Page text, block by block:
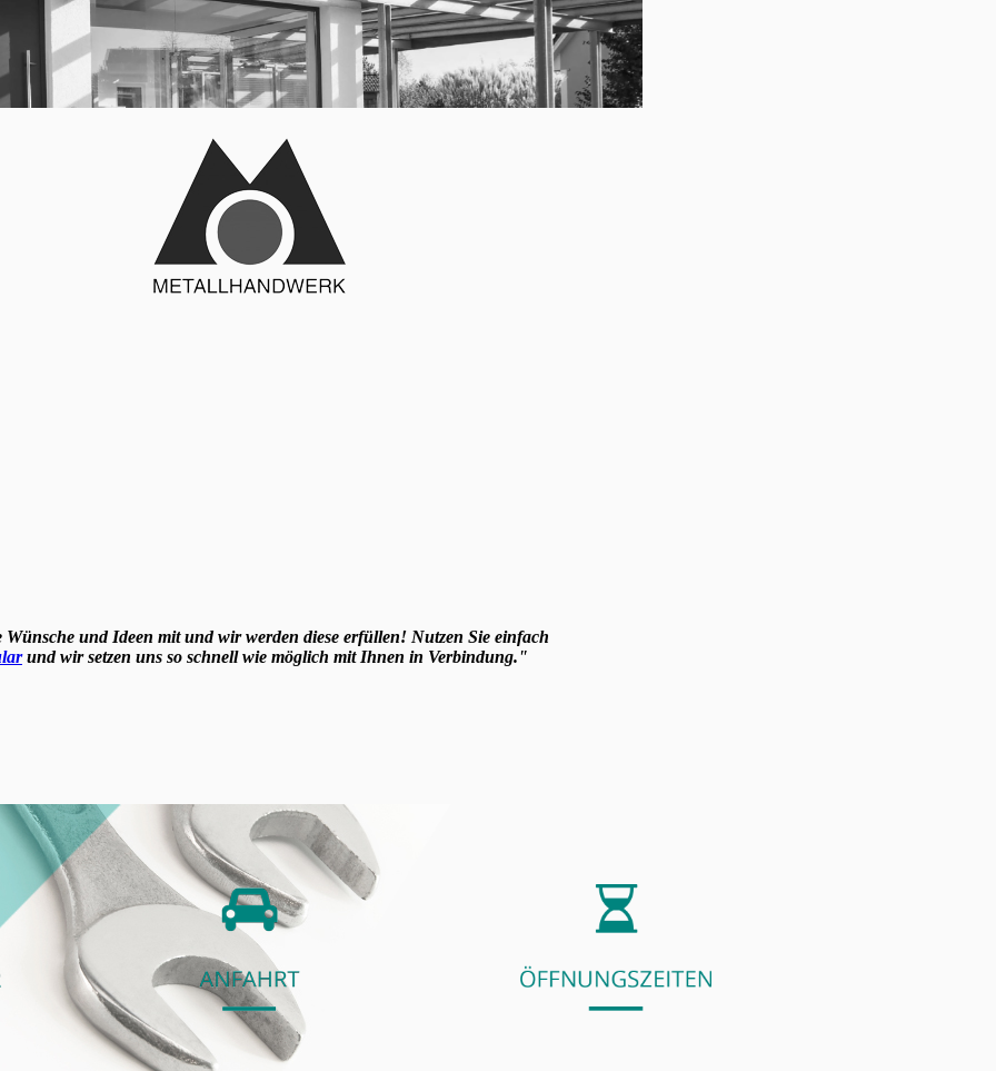
und Ideen mit und wir werden diese erfüllen! Nutzen Sie einfach
und wir setzen uns so schnell wie möglich mit Ihnen in Verbindung."